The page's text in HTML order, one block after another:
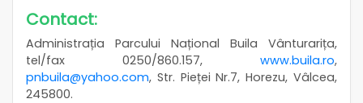
Contact:
Administrația Parcului Național Buila Vânturarița,
tel/fax 0250/860.157, www.buila.ro,
pnbuila@yahoo.com, Str. Pieței Nr.7, Horezu, Vâlcea,
245800.